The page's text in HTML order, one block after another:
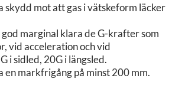
skydd mot att gas i vätskeform läcker
god marginal klara de G-krafter som
vid acceleration och vid
i sidled, 20G i längsled.
en markfrigång på minst 200 mm.